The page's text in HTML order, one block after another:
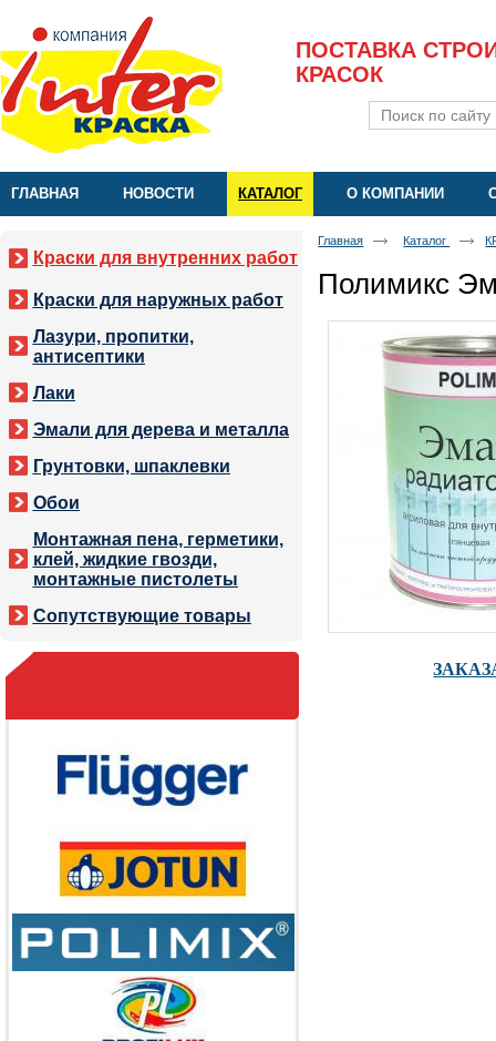
ПОСТАВКА
КРАСОК
ГЛАВНАЯ НОВОСТИ КАТАЛОГ О КОМПАНИИ
Краски для внутренних работ
Краски для наружных работ
Лазури, пропитки,
антисептики
Лаки
Эмали для дерева и металла
Грунтовки, шпаклевки
Обои
Монтажная пена, герметики,
клей, жидкие гвозди,
монтажные пистолеты
Сопутствующие товары
Главная Каталог
Полимикс